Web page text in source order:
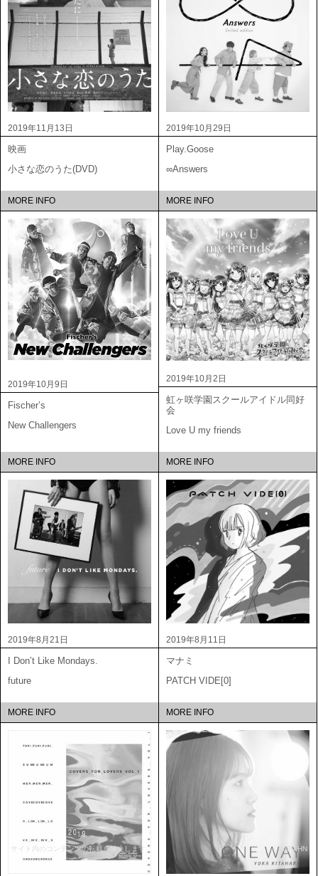
2019年11月13日
映画
小さな恋のうた(DVD)
MORE INFO
2019年10月29日
Play.Goose
∞Answers
MORE INFO
2019年10月9日
Fischer’s
New Challengers
MORE INFO
2019年10月2日
虹ヶ咲学園スクールアイドル同好
会
Love U my friends
MORE INFO
2019年8月21日
I Don’t Like Mondays.
future
MORE INFO
2019年8月11日
マナミ
PATCH VIDE[0]
MORE INFO
サイト内のコンテンツの転載を禁止します 2020 HN